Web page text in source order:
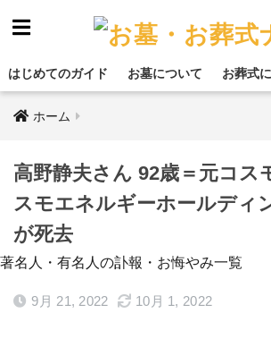
はじめてのガイド お墓について お葬式
ホーム
高野静夫さん 92歳＝元コス
スモエネルギーホールディ
が死去
著名人・有名人の訃報・お悔やみ一覧
9月 21, 2022 10月 1, 2022